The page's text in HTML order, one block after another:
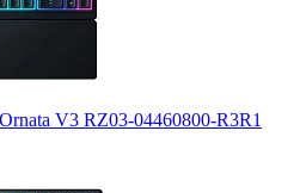
V3 RZ03-04460800-R3R1